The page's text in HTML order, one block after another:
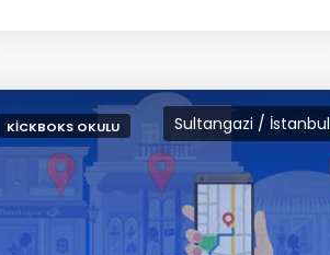
Sultangazi / İstanbul
KICKBOKS OKULU